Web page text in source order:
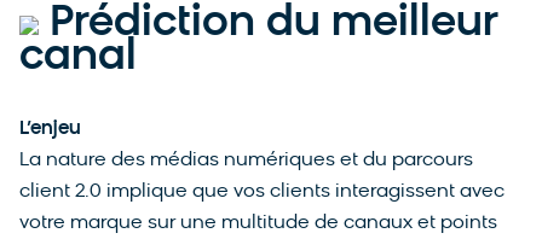
Prédiction du meilleur
canal
L’enjeu
La nature des médias numériques et du parcours
client 2.0 implique que vos clients interagissent avec
votre marque sur une multitude de canaux et points